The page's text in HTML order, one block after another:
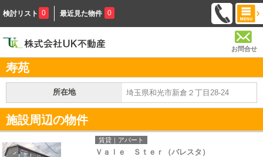
検討リスト 0 最近見た物件 0
お問合せ
寿苑
所在地 埼玉県和光市新倉２丁目28-24
施設周辺の物件
賃貸｜アパート
Ｖａｌｅ Ｓｔｅｒ（バレスタ）